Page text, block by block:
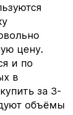
цену.
и по
в
за 3-
объёмы